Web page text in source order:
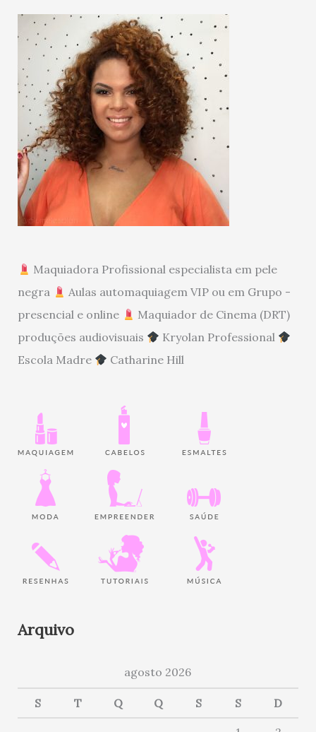
Maquiadora Profissional especialista em pele
negra
Aulas automaquiagem VIP ou em Grupo -
presencial e online
Maquiador de Cinema (DRT)
produções audiovisuais
Kryolan Professional
Escola Madre
Catharine Hill
Arquivo
agosto 2026
S T Q Q S S D